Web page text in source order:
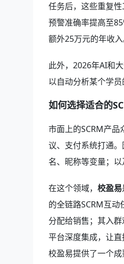
任务后，这些重复
预警准确率提高至
额外25万元的年收
此外，2026年AI和
以自动分析某个学
如何选择适合的
市面上的SCRM产
议、支付系统打通
名、昵称等变量；
在这个领域， 校盈易
的全链路SCRM互
分配给销售；其入
平台深度集成，让
校盈易提供了一个成